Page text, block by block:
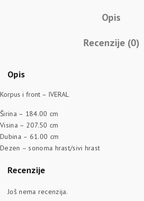
Opis
Recenzije (0)
Opis
Korpus i front – IVERAL
Širina – 184.00 cm
Visina – 207.50 cm
Dubina – 61.00 cm
Dezen – sonoma hrast/sivi hrast
Recenzije
Još nema recenzija.